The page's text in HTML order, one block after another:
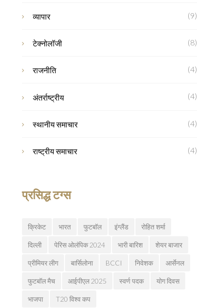
व्यापार (9)
टेक्नोलॉजी (8)
राजनीति (4)
अंतर्राष्ट्रीय (4)
स्थानीय समाचार (4)
राष्ट्रीय समाचार (4)
प्रसिद्ध टग्स
क्रिकेट भारत फुटबॉल इंग्लैंड रोहित शर्मा
दिल्ली पेरिस ओलंपिक 2024 भारी बारिश शेयर बाजार
प्रीमियर लीग बार्सिलोना BCCI निवेशक आर्सेनल
फुटबॉल मैच आईपीएल 2025 स्वर्ण पदक योग दिवस
भाजपा T20 विश्व कप